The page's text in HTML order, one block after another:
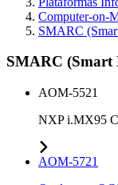
Computer-on-
SMARC
SMARC
AOM-5521
NXP i.MX95
AOM-5721